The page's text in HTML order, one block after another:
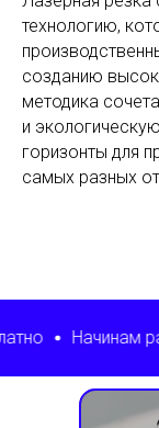
технологию,
созданию
методика
и
горизонты для
самых разных
работать в